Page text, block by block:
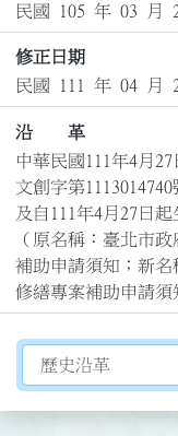
民國 105 年 03 月
修正日期
民國 111 年 04 月
沿 革
中華民國111年4月
文創字第
及自111年4月27日起
（原名稱：臺北市
補助申請須知；新
修繕專案補助申請須
切換選擇法規資訊內